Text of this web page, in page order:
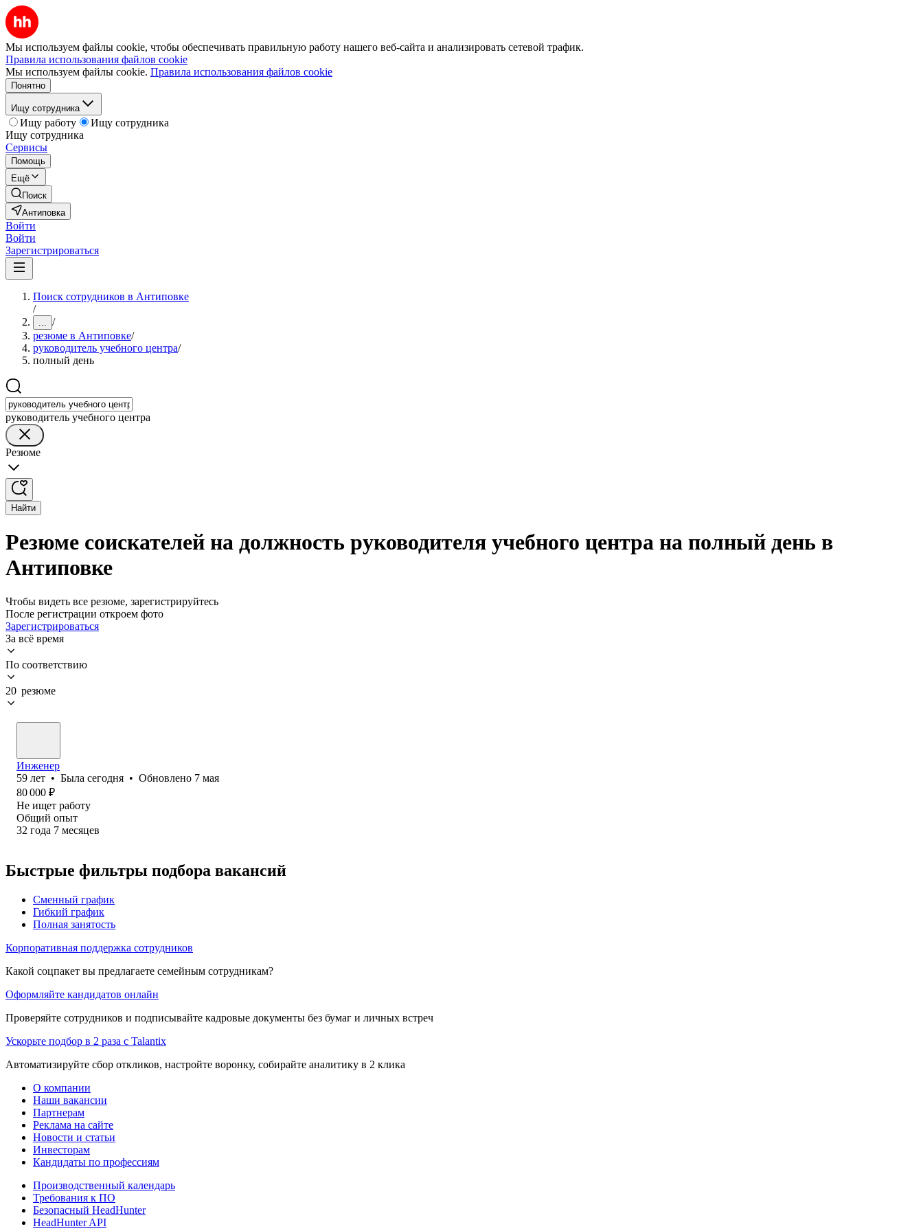
Мы используем файлы cookie, чтобы обеспечивать правильную работу нашего веб-сайта и анализировать сетевой трафик.
Правила использования файлов cookie
Мы используем файлы cookie. Правила использования файлов cookie
Понятно
Ищу сотрудника
Ищу работу
Ищу сотрудника
Ищу сотрудника
Сервисы
Помощь
Ещё
Поиск
Антиповка
Войти
Войти
Зарегистрироваться
Поиск сотрудников в Антиповке
/
... /
резюме в Антиповке/
руководитель учебного центра/
полный день
руководитель учебного центра
Резюме
Найти
Резюме соискателей на должность руководителя учебного центра на полный день в
Антиповке
Чтобы видеть все резюме, зарегистрируйтесь
После регистрации откроем фото
Зарегистрироваться
За всё время
По соответствию
20 резюме
Инженер
59 лет • Была сегодня • Обновлено 7 мая
80 000 ₽
Не ищет работу
Общий опыт
32 года 7 месяцев
Быстрые фильтры подбора вакансий
Сменный график
Гибкий график
Полная занятость
Корпоративная поддержка сотрудников
Какой соцпакет вы предлагаете семейным сотрудникам?
Оформляйте кандидатов онлайн
Проверяйте сотрудников и подписывайте кадровые документы без бумаг и личных встреч
Ускорьте подбор в 2 раза с Talantix
Автоматизируйте сбор откликов, настройте воронку, собирайте аналитику в 2 клика
О компании
Наши вакансии
Партнерам
Реклама на сайте
Новости и статьи
Инвесторам
Кандидаты по профессиям
Производственный календарь
Требования к ПО
Безопасный HeadHunter
HeadHunter API